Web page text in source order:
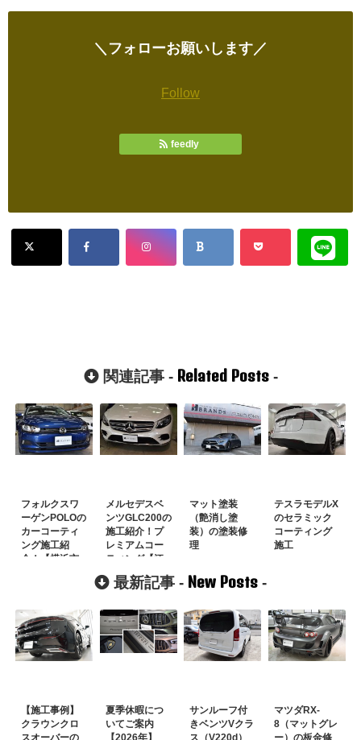
＼フォローお願いします／
Follow
feedly
関連記事 - Related Posts-
フォルクスワ
ーゲンPOLOの
カーコーティ
ング施工紹
介！【横浜市
メルセデスベ
ンツGLC200の
施工紹介！プ
レミアムコー
ティング【江
戸川区の飯島
様】
マット塗装
（艶消し塗
装）の塗装修
理
テスラモデルX
のセラミック
コーティング
施工
最新記事 - New Posts -
【施工事例】
クラウンクロ
スオーバーの
夏季休暇につ
いてご案内
【2026年】
サンルーフ付
きベンツVクラ
ス（V220d）
マツダRX-
8（マットグレ
ー）の板金修